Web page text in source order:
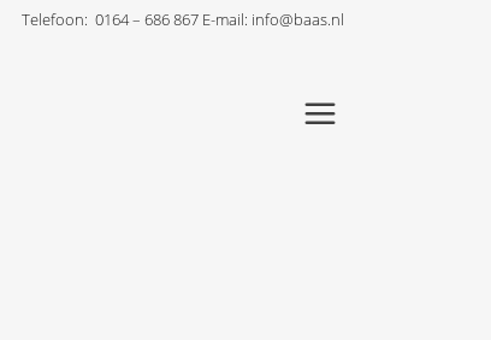
Telefoon: 0164 – 686 867 E-mail: info@baas.nl